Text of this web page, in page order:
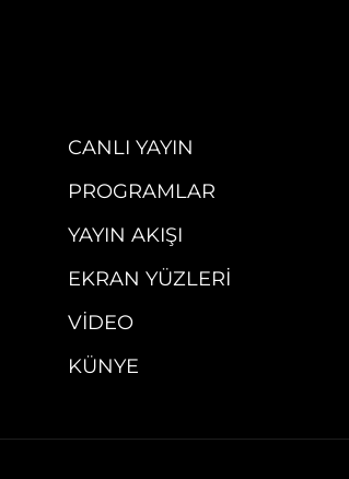
CANLI YAYIN
PROGRAMLAR
YAYIN AKIŞI
EKRAN YÜZLERI
VIDEO
KÜNYE